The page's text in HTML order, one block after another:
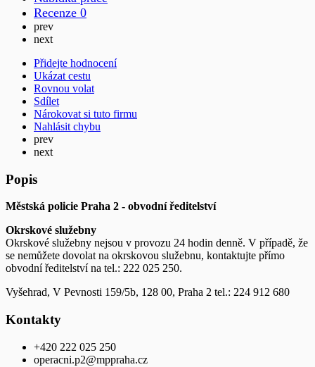
Recenze 0
prev
next
Přidejte hodnocení
Ukázat cestu
Rovnou volat
Sdílet
Nárokovat si tuto firmu
Nahlásit chybu
prev
next
Popis
Městská policie Praha 2 - obvodní ředitelství
Okrskové služebny
Okrskové služebny nejsou v provozu 24 hodin denně. V případě, že
se nemůžete dovolat na okrskovou služebnu, kontaktujte přímo
obvodní ředitelství na tel.: 222 025 250.
Vyšehrad, V Pevnosti 159/5b, 128 00, Praha 2 tel.: 224 912 680
Kontakty
+420 222 025 250
operacni.p2@mppraha.cz